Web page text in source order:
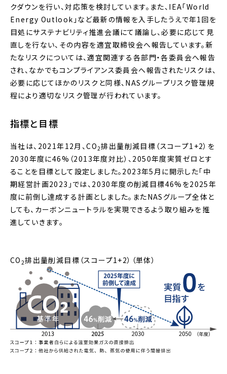
クダウンを行い、対応策を検討しています。また、IEA「World
Energy Outlook」など最新の情報を入手したうえで年1回を
目処にサステナビリティ推進会議にて議論し、必要に応じて見
直しを行ない、その内容を適宜取締役会へ報告しています。新
たなリスクについては、適宜関連する各部門・各委員会へ報告
され、なかでもコンプライアンス委員会へ報告されたリスクは、
必要に応じてほかのリスクと同様、NASグループリスク管理規
程により適切なリスク管理が行われています。
指標と目標
当社は、2021年12月、CO2排出量削減目標（スコープ1+2）を
2030年度に46%（2013年度対比）、2050年度実質ゼロとす
ることを目標として設定しました。2023年5月に開示した「中
期経営計画2023」では、2030年度の削減目標46%を2025年
度に前倒し達成する計画としました。またNASグループ全体と
しても、カーボンニュートラルを実現できるよう取り組みを推
進していきます。
CO 2排出量削減目標（スコープ1+2）（単体）